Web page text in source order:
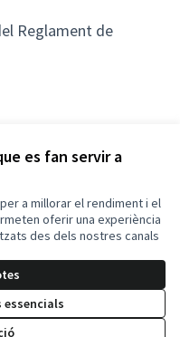
es fan servir a
a millorar el rendiment i el
oferir una experiència
des dels nostres canals
essencials
Reglament de
a YouTube
Amb
(Enllaç